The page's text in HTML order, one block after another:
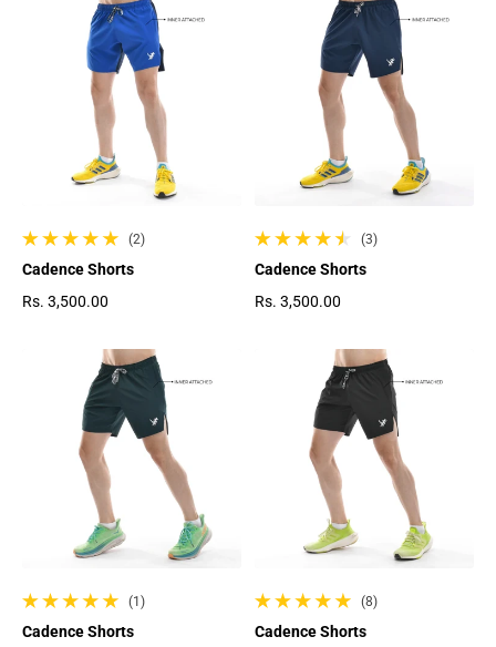
(2)
2 gesamte Bewertungen
Cadence Shorts
Rs. 3,500.00
(3)
3 gesamte Bewertungen
Cadence Shorts
Rs. 3,500.00
(1)
1 gesamte Bewertungen
Cadence Shorts
(8)
8 gesamte Bewertungen
Cadence Shorts